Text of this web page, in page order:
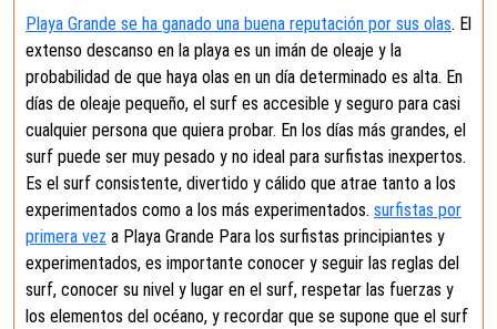
Playa Grande se ha ganado una buena reputación por sus olas. El
extenso descanso en la playa es un imán de oleaje y la
probabilidad de que haya olas en un día determinado es alta. En
días de oleaje pequeño, el surf es accesible y seguro para casi
cualquier persona que quiera probar. En los días más grandes, el
surf puede ser muy pesado y no ideal para surfistas inexpertos.
Es el surf consistente, divertido y cálido que atrae tanto a los
experimentados como a los más experimentados. surfistas por
primera vez a Playa Grande Para los surfistas principiantes y
experimentados, es importante conocer y seguir las reglas del
surf, conocer su nivel y lugar en el surf, respetar las fuerzas y
los elementos del océano, y recordar que se supone que el surf